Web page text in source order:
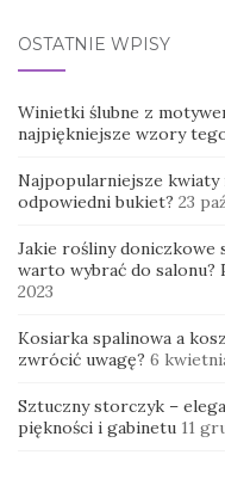
OSTATNIE WPISY
Winietki ślubne z
najpiękniejsze wzory
Najpopularniejsze kwiaty
odpowiedni bukiet? 23
Jakie rośliny doniczkowe
warto wybrać do salonu?
2023
Kosiarka spalinowa a
zwrócić uwagę? 6
Sztuczny storczyk –
piękności i gabinetu 11